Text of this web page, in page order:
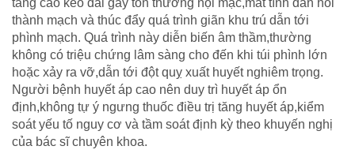
thành mạch và thúc đẩy quá trình giãn khu trú dẫn tới
phình mạch. Quá trình này diễn biến âm thầm,thường
không có triệu chứng lâm sàng cho đến khi túi phình lớn
hoặc xảy ra vỡ,dẫn tới đột quỵ xuất huyết nghiêm trọng.
Người bệnh huyết áp cao nên duy trì huyết áp ổn
định,không tự ý ngưng thuốc điều trị tăng huyết áp,kiểm
soát yếu tố nguy cơ và tầm soát định kỳ theo khuyến nghị
của bác sĩ chuyên khoa.